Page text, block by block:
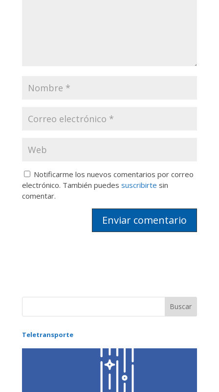
Notificarme los nuevos comentarios por correo
electrónico. También puedes suscribirte sin
comentar.
Teletransporte